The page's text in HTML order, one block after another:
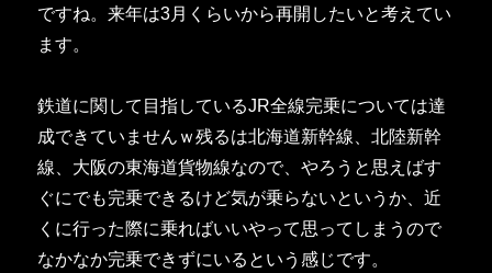
ですね。来年は3月くらいから再開したいと考えてい
ます。
鉄道に関して目指しているJR全線完乗については達
成できていませんｗ残るは北海道新幹線、北陸新幹
線、大阪の東海道貨物線なので、やろうと思えばす
ぐにでも完乗できるけど気が乗らないというか、近
くに行った際に乗ればいいやって思ってしまうので
なかなか完乗できずにいるという感じです。